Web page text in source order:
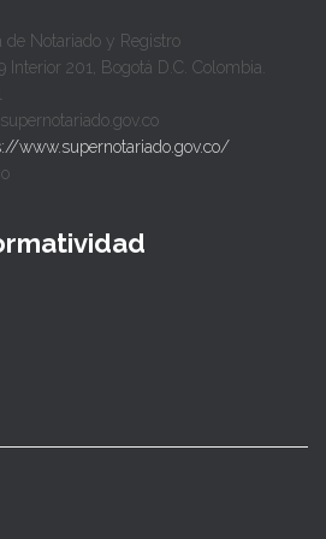
de Notariado y Registro
201, Bogotá D.C. Colombia.
www.supernotariado.gov.co/